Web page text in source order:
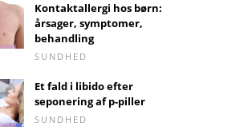
Kontaktallergi hos børn:
årsager, symptomer,
behandling
SUNDHED
Et fald i libido efter
seponering af p-piller
SUNDHED